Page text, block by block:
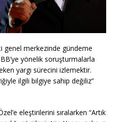
genel merkezinde gündeme
yönelik soruşturmalarla
yargı sürecini izlemektir.
ilgili bilgiye sahip değiliz”
eleştirilerini sıralarken “Artık